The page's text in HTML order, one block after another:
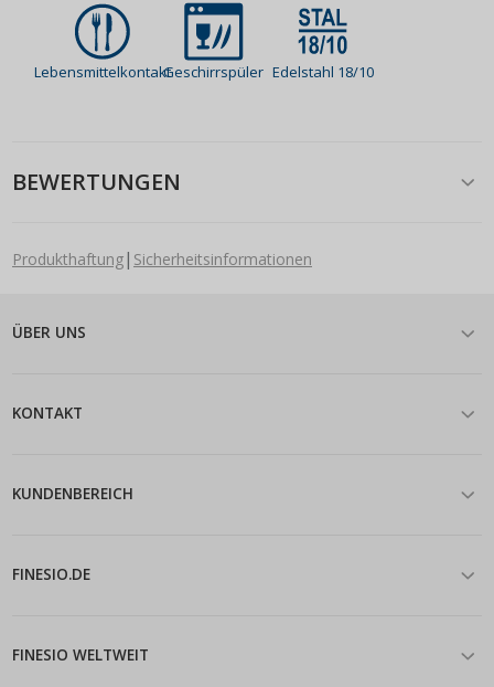
LebensmittelkontaktGeschirrspüler Edelstahl 18/10
BEWERTUNGEN
Produkthaftung| Sicherheitsinformationen
ÜBER UNS
KONTAKT
KUNDENBEREICH
FINESIO.DE
FINESIO WELTWEIT